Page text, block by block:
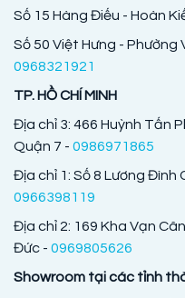
Số 15 Hàng Điếu - Hoàn
Số 50 Việt Hưng - Phường
0968321921
TP. HỒ CHÍ MINH
Địa chỉ 3: 466 Huỳnh Tấn
Quận 7 - 0986971865
Địa chỉ 1: Số 8 Lương Đình
0966398119
Địa chỉ 2: 169 Kha Vạn
Đức - 0969805626
Showroom tại các tỉnh